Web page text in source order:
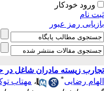
ورود خودکار
ثبت نام
بازیابی رمز عبور
تجارب زیسته مادران شاغل در
الهام رضایی* ، مهتاب